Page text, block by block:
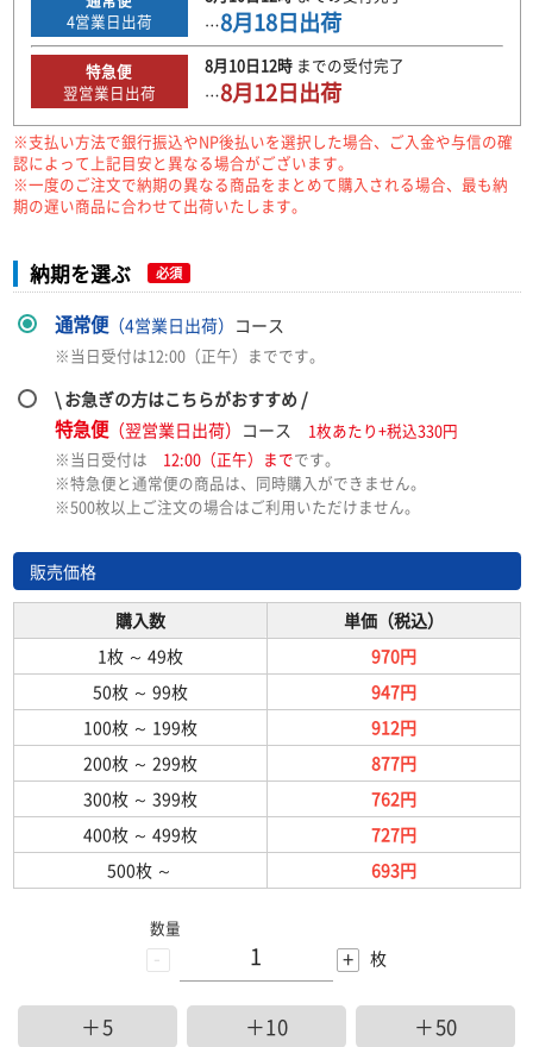
4営業日出荷
…8月18日出荷
特急便
翌営業日出荷
8月10日12時までの受付完了
…8月12日出荷
※支払い方法で銀行振込やNP後払いを選択した場合、ご入金や与信の確
認によって上記目安と異なる場合がございます。
※一度のご注文で納期の異なる商品をまとめて購入される場合、最も納
期の遅い商品に合わせて出荷いたします。
納期を選ぶ 必須
通常便（4営業日出荷） コース
※当日受付は12:00（正午）までです。
\ お急ぎの方はこちらがおすすめ /
特急便（翌営業日出荷） コース
1枚あたり+税込330円
※当日受付は 12:00（正午）までです。
※特急便と通常便の商品は、同時購入ができません。
※500枚以上ご注文の場合はご利用いただけません。
販売価格
購入数
単価（税込）
1枚 ～ 49枚
970円
50枚 ～ 99枚
947円
100枚 ～ 199枚
912円
200枚 ～ 299枚
877円
300枚 ～ 399枚
762円
400枚 ～ 499枚
727円
500枚 ～ 693円
-
数量
+ 枚
＋5 ＋10 ＋50